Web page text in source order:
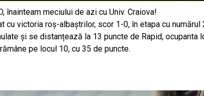
înainteam meciului de azi cu Univ. Craiova!
cu victoria roș-albaștrilor, scor 1-0, în etapa cu numărul
și se distanțează la 13 puncte de Rapid, ocupanta
pe locul 10, cu 35 de puncte.